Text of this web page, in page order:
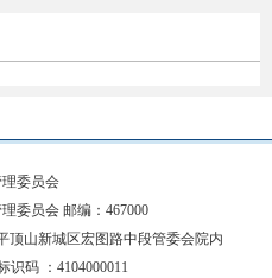
委员会
委员会 邮编：467000
顶山新城区宏图路中段管委会院内
识码 ：4104000011